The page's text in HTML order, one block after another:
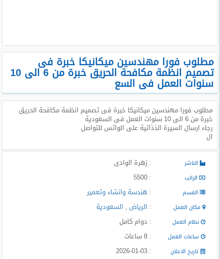
تصفح
الوظائف
وظائف
اليوم
وظائف
السعودية
اليوم
وظائف
مصر
وظائف
حكومية
المدونة
مطلوب فورا مهندسين ميكانيكا خبرة فى
تصميم انظمة مكافحة الحريق خبرة من 6 الى 10
سنوات العمل فى السع
مطلوب فورا مهندسين ميكانيكا خبرة فى تصميم انظمة مكافحة الحريق
خبرة من 6 الى 10 سنوات العمل فى السعودية
رجاء ارسال السيرة الذذاتية على الواتس للتواصل
ال
الناشر : زهرة الوادى
الراتب : 5500
القسم : هندسة وانشاء وتعمير
مكان العمل : الرياض , السعودية
نظام العمل : دوام كامل
ساعات العمل : 8 ساعات
تاريخ الاعلان : 2026-01-03